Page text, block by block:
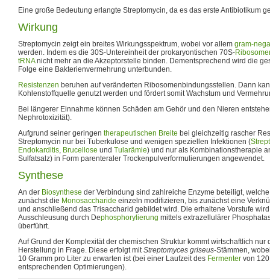
Eine große Bedeutung erlangte Streptomycin, da es das erste Antibiotikum
Wirkung
Streptomycin zeigt ein breites Wirkungsspektrum, wobei vor allem gram-
werden. Indem es die 30S-Untereinheit der prokaryontischen 70S-
tRNAnicht mehr an die Akzeptorstelle binden. Dementsprechend wird die
Folge eine Bakterienvermehrung unterbunden.
Resistenzen beruhen auf veränderten Ribosomenbindungsstellen. Dann
Kohlenstoffquelle genutzt werden und fördert somit Wachstum und
Bei längerer Einnahme können Schäden am Gehör und den Nieren
Nephrotoxizität).
Aufgrund seiner geringen therapeutischen Breite bei gleichzeitig rascher
Streptomycin nur bei Tuberkulose und wenigen speziellen Infektionen (
Endokarditis, Brucellose und Tularämie) und nur als Kombinationstherapie
Sulfatsalz) in Form parenteraler Trockenpulverformulierungen angewendet.
Synthese
An der Biosynthese der Verbindung sind zahlreiche Enzyme beteiligt,
zunächst die Monosaccharide einzeln modifizieren, bis zunächst eine
und anschließend das Trisaccharid gebildet wird. Die erhaltene Vorstufe
Ausschleusung durch Dephosphorylierung mittels extrazellulärer
überführt.
Auf Grund der Komplexität der chemischen Struktur kommt wirtschaftlich
Herstellung in Frage. Diese erfolgt mitStreptomyces griseus-Stämmen,
10 Gramm pro Liter zu erwarten ist (bei einer Laufzeit des Fermenter von
entsprechenden Optimierungen).